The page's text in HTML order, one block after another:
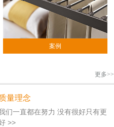
案例
更多>>
质量理念
们一直都在努力 没有很好只有更
>>